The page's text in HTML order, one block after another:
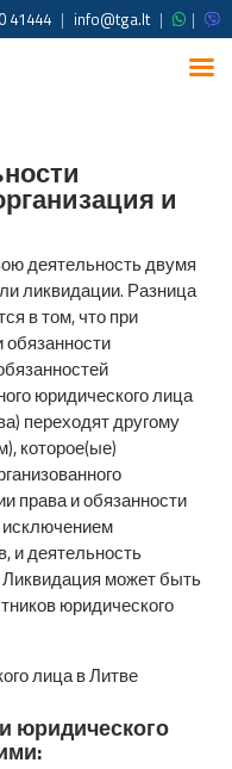
41444 | info@tga.lt | |
и
деятельность двумя
ликвидации. Разница
в том, что при
обязанности
юридического лица
переходят другому
которое(ые)
права и обязанности
исключением
и деятельность
может быть
юридического
юридического